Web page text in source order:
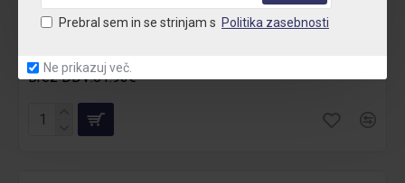
Prebral sem in se strinjam s Politika zasebnosti
Ne prikazuj več.
Beli delovni čevlji Skechers Work Uno O1
Brez DDV:81.93€